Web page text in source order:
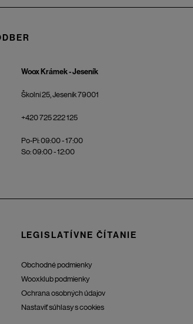
Woox Krámek - Jeseník
Školní 25, Jeseník 79001
+420 725 222 125
Po-Pi: 09:00 - 17:00
So: 09:00 - 12:00
LEGISLATÍVNE ČÍTANIE
Obchodné podmienky
Wooxklub podmienky
Ochrana osobných údajov
Nastaviť súhlasy s cookies